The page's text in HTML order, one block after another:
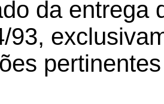
da entrega
93,